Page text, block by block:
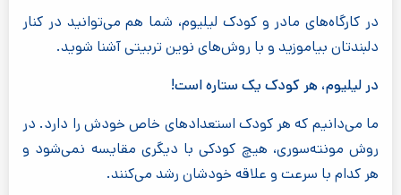
در کارگاه‌های مادر و کودک لیلیوم، شما هم می‌توانید در کنار
دلبندتان بیاموزید و با روش‌های نوین تربیتی آشنا شوید.
در لیلیوم، هر کودک یک ستاره است!
ما می‌دانیم که هر کودک استعدادهای خاص خودش را دارد. در
روش مونته‌سوری، هیچ کودکی با دیگری مقایسه نمی‌شود و
هر کدام با سرعت و علاقه خودشان رشد می‌کنند.